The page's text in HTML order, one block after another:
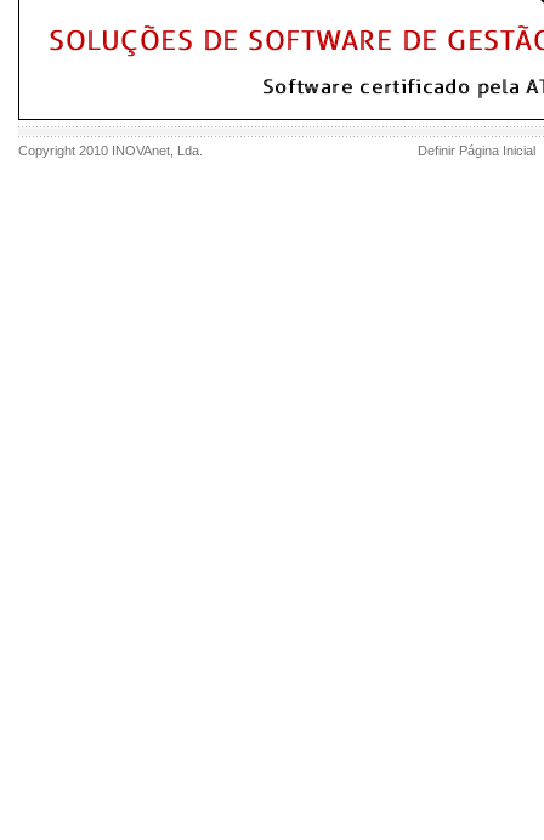
Copyright 2010 INOVAnet , Lda. Definir Página Inicial